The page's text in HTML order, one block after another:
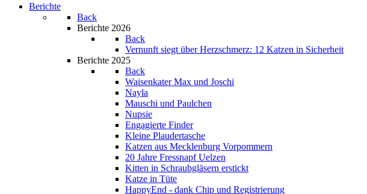
Berichte
Back
Berichte 2026
Back
Vernunft siegt über Herzschmerz: 12 Katzen in Sicherheit
Berichte 2025
Back
Waisenkater Max und Joschi
Nayla
Mauschi und Paulchen
Nupsie
Engagierte Finder
Kleine Plaudertasche
Katzen aus Mecklenburg Vorpommern
20 Jahre Fressnapf Uelzen
Kitten in Schraubgläsern erstickt
Katze in Tüte
HappyEnd - dank Chip und Registrierung